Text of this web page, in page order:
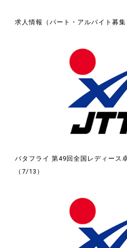
求人情報（パート・アルバイト募集
バタフライ 第49回全国レディー
（7/13）